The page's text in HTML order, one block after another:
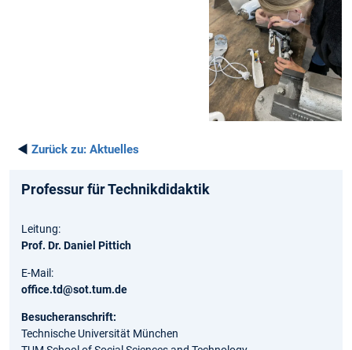
◄ Zurück zu: Aktuelles
Professur für Technikdidaktik
Leitung:
Prof. Dr. Daniel Pittich
E-Mail:
office.td@sot.tum.de
Besucheranschrift:
Technische Universität München